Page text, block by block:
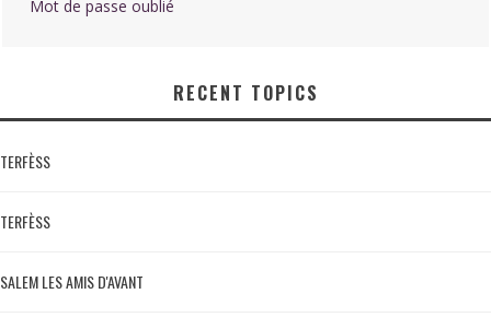
Mot de passe oublié
RECENT TOPICS
TERFÈSS
TERFÈSS
SALEM LES AMIS D'AVANT